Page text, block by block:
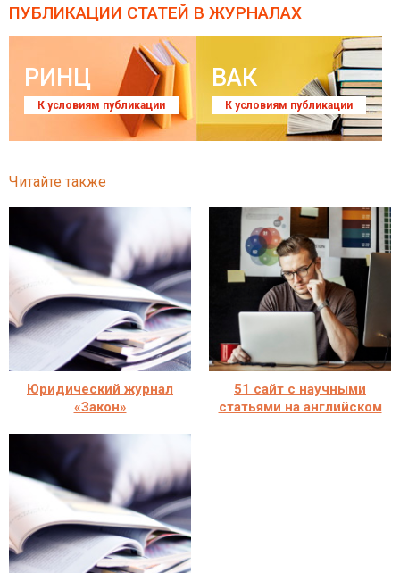
ПУБЛИКАЦИИ СТАТЕЙ В ЖУРНАЛАХ
РИНЦ
К условиям публикации
ВАК
К условиям публикации
Читайте также
Юридический журнал
«Закон»
51 сайт с научными
статьями на английском